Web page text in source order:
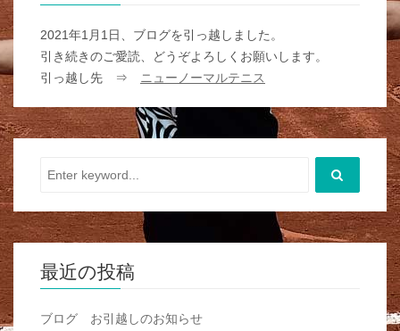
2021年1月1日、ブログを引っ越しました。
引き続きのご愛読、どうぞよろしくお願いします。
引っ越し先 ⇒
ニューノーマルテニス
最近の投稿
ブログ お引越しのお知らせ